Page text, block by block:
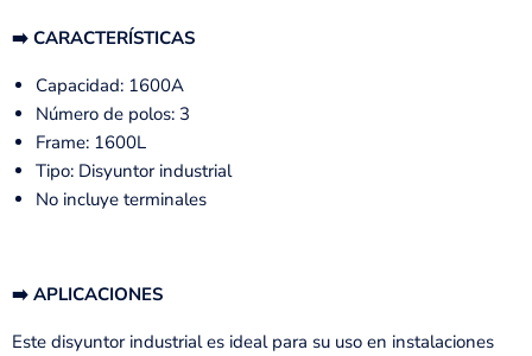
➡️ CARACTERÍSTICAS
Capacidad: 1600A
Número de polos: 3
Frame: 1600L
Tipo: Disyuntor industrial
No incluye terminales
➡️ APLICACIONES
Este disyuntor industrial es ideal para su uso en instalaciones